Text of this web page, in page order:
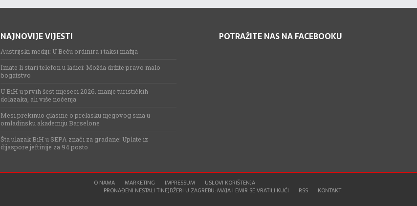
NAJNOVIJE VIJESTI
Austrijski mediji: U Beču ordinira i taksi mafija
Imate li stari telefon u ladici: Možda držite pravo malo
bogatstvo
U BiH u prvih šest mjeseci 2026. manje turističkih
dolazaka, ali više noćenja
Mesi prekinuo glasine o prelasku njegovog sina u
omladinsku akademiju Barselone
Šta ulazak BiH u SEPA znači za građane: Uplate iz
dijaspore jeftinije za 94 posto
POTRAŽITE NAS NA FACEBOOKU
O NAMA MARKETING IMPRESSUM
USLOVI KORIŠTENJA
PRONAĐENI NESTALI TINEJDŽERI U ZAGREBU: MAJA I EMIR SE VRATILI KUĆI
RSS KONTAKT